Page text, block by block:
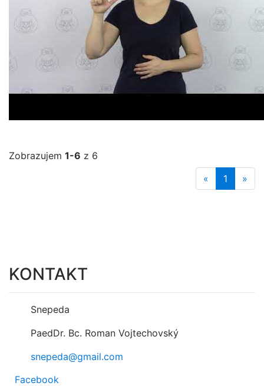
Zobrazujem 1-6 z 6
«
1 »
KONTAKT
Snepeda
PaedDr. Bc. Roman Vojtechovský
snepeda@gmail.com
Facebook